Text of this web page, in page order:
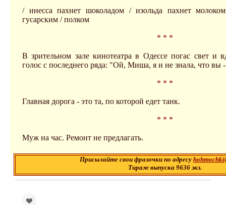
/ инесса пахнет шоколадом / изольда пахнет
гусарским / полком
* * *
В зрительном зале кинотеатра в Одессе погас свет и
голос с последнего ряда: "Ой, Миша, я и не знала, что вы
* * *
Главная дорога - это та, по которой едет танк.
* * *
Муж на час. Ремонт не предлагать.
Присылайте свои фразочки по адресу
Тираж выпуска 9636 экз.